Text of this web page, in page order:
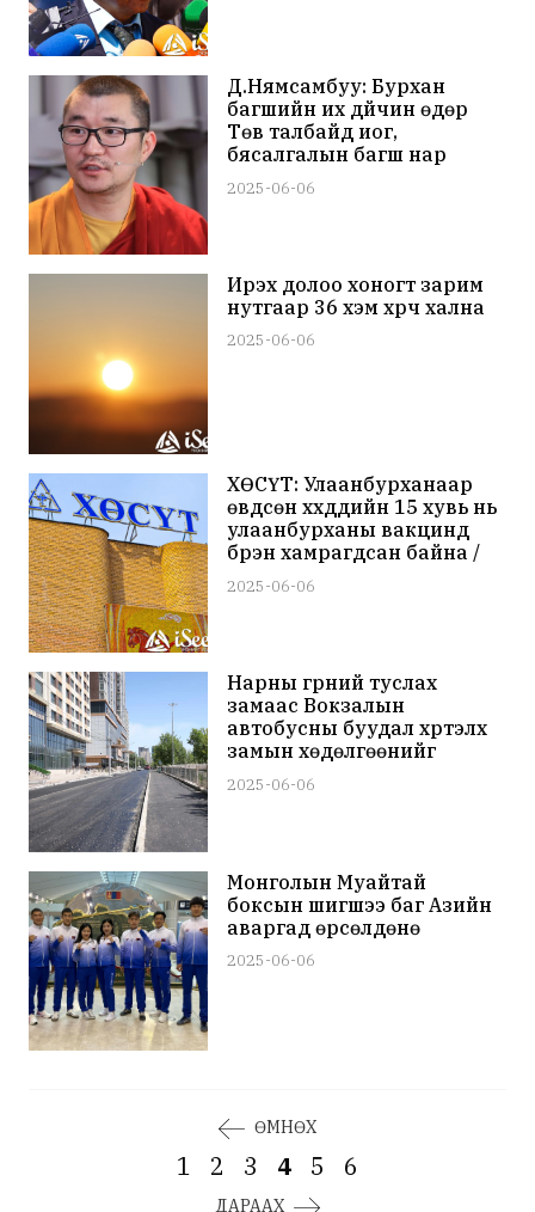
Д.Нямсамбуу: Бурхан
багшийн их дүйчин өдөр
Төв талбайд иог,
бясалгалын багш нар
мэдээлэл өгч цагаан,
ногоон хоолоор үйлчилнэ
2025-06-06
Ирэх долоо хоногт зарим
нутгаар 36 хэм хүрч хална
2025-06-06
ХӨСҮТ: Улаанбурханаар
өвдсөн хүүхдүүдийн 15 хувь нь
улаанбурханы вакцинд
бүрэн хамрагдсан байна /
ВИДЕО/
2025-06-06
Нарны гүүрний туслах
замаас Вокзалын
автобусны буудал хүртэлх
замын хөдөлгөөнийг
нээлээ
2025-06-06
Монголын Муайтай
боксын шигшээ баг Азийн
аваргад өрсөлдөнө
2025-06-06
ӨМНӨХ
1 2 3 4 5 6
ДАРААХ